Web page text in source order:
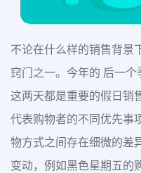
不论在什么样的销售背景
窍门之一。今年的 后一个
这两天都是重要的假日销
代表购物者的不同优先事
物方式之间存在细微的差
变动，例如黑色星期五的